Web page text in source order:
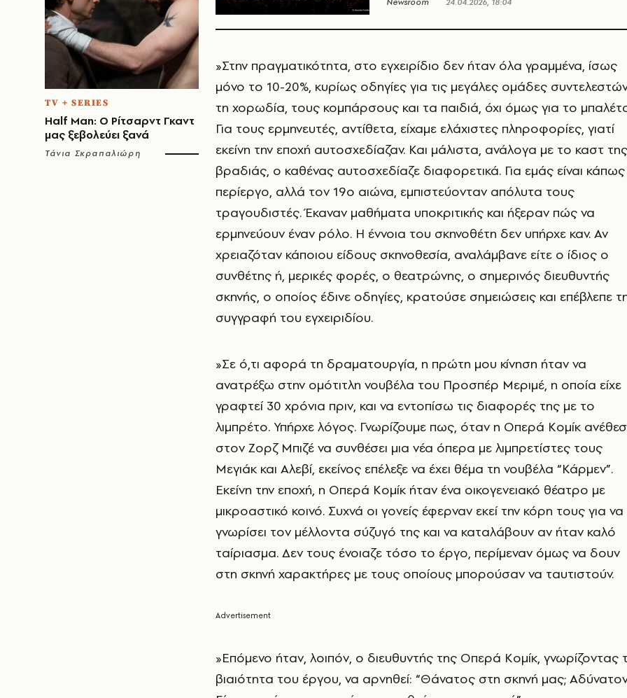
TV + SERIES
Half Man: Ο Ρίτσαρντ Γκαντ
μας ξεβολεύει ξανά
Τάνια Σκραπαλιώρη
»Στην πραγματικότητα, στο εγχειρίδιο δεν ήταν όλα γραμμένα, ίσως
μόνο το 10-20%, κυρίως οδηγίες για τις μεγάλες ομάδες
τη χορωδία, τους κομπάρσους και τα παιδιά, όχι όμως για το
Για τους ερμηνευτές, αντίθετα, είχαμε ελάχιστες πληροφορίες, γιατί
εκείνη την εποχή αυτοσχεδίαζαν. Και μάλιστα, ανάλογα με το καστ της
βραδιάς, ο καθένας αυτοσχεδίαζε διαφορετικά. Για εμάς είναι κάπως
περίεργο, αλλά τον 19ο αιώνα, εμπιστεύονταν απόλυτα τους
τραγουδιστές. Έκαναν μαθήματα υποκριτικής και ήξεραν πώς να
ερμηνεύουν έναν ρόλο. Η έννοια του σκηνοθέτη δεν υπήρχε καν. Αν
χρειαζόταν κάποιου είδους σκηνοθεσία, αναλάμβανε είτε ο ίδιος ο
συνθέτης ή, μερικές φορές, ο θεατρώνης, ο σημερινός διευθυντής
σκηνής, ο οποίος έδινε οδηγίες, κρατούσε σημειώσεις και επέβλεπε
συγγραφή του εγχειριδίου.
»Σε ό,τι αφορά τη δραματουργία, η πρώτη μου κίνηση ήταν να
ανατρέξω στην ομότιτλη νουβέλα του Προσπέρ Μεριμέ, η οποία είχε
γραφτεί 30 χρόνια πριν, και να εντοπίσω τις διαφορές της με το
λιμπρέτο. Υπήρχε λόγος. Γνωρίζουμε πως, όταν η Οπερά Κομίκ
στον Ζορζ Μπιζέ να συνθέσει μια νέα όπερα με λιμπρετίστες τους
Μεγιάκ και Αλεβί, εκείνος επέλεξε να έχει θέμα τη νουβέλα “Κάρμεν”.
Εκείνη την εποχή, η Οπερά Κομίκ ήταν ένα οικογενειακό θέατρο με
μικροαστικό κοινό. Συχνά οι γονείς έφερναν εκεί την κόρη τους για να
γνωρίσει τον μέλλοντα σύζυγό της και να καταλάβουν αν ήταν καλό
ταίριασμα. Δεν τους ένοιαζε τόσο το έργο, περίμεναν όμως να δουν
στη σκηνή χαρακτήρες με τους οποίους μπορούσαν να ταυτιστούν.
»Επόμενο ήταν, λοιπόν, ο διευθυντής της Οπερά Κομίκ, γνωρίζοντας
βιαιότητα του έργου, να αρνηθεί: “Θάνατος στη σκηνή μας;